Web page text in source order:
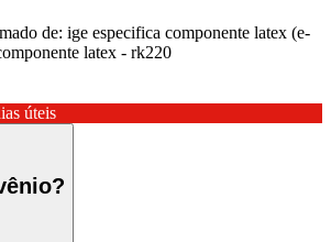
de: ige especifica componente latex (e-
latex - rk220
úteis